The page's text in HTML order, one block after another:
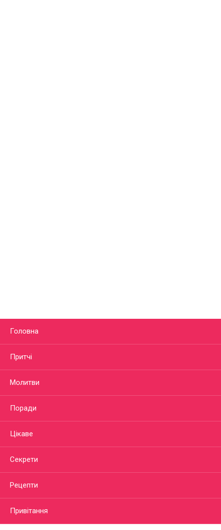
Головна
Притчі
Молитви
Поради
Цікаве
Секрети
Рецепти
Привітання